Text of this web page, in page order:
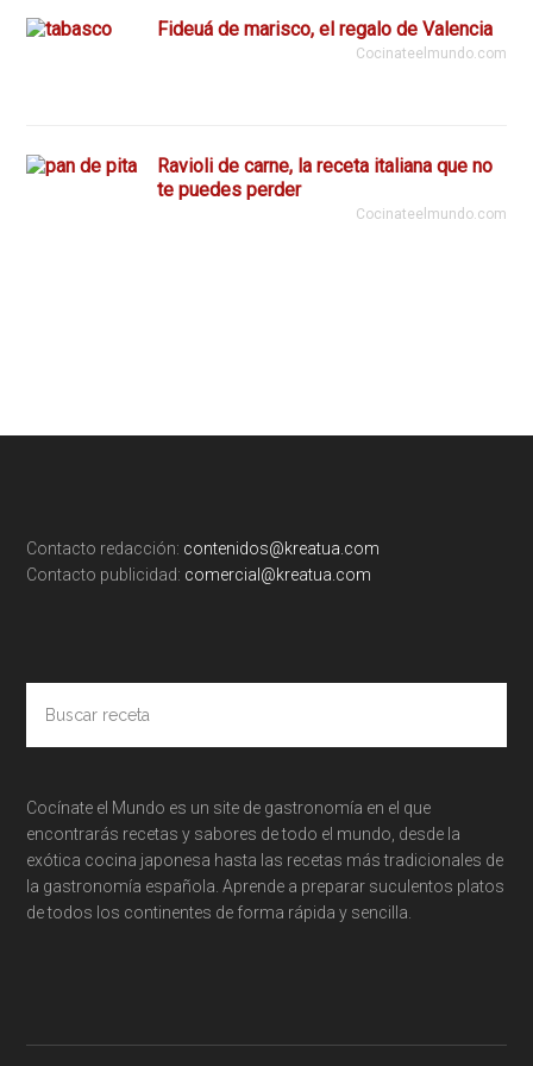
Fideuá de marisco, el regalo de Valencia
Cocinateelmundo.com
Ravioli de carne, la receta italiana que no
te puedes perder
Cocinateelmundo.com
Contacto redacción: contenidos@kreatua.com
Contacto publicidad: comercial@kreatua.com
receta
Cocínate el Mundo es un site de gastronomía en el que
encontrarás recetas y sabores de todo el mundo, desde la
exótica cocina japonesa hasta las recetas más tradicionales de
la gastronomía española. Aprende a preparar suculentos platos
de todos los continentes de forma rápida y sencilla.